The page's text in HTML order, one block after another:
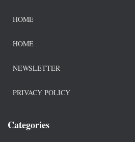
HOME
HOME
NEWSLETTER
PRIVACY POLICY
Categories